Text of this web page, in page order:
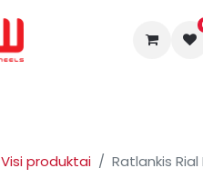
Visi produktai Ratlankis